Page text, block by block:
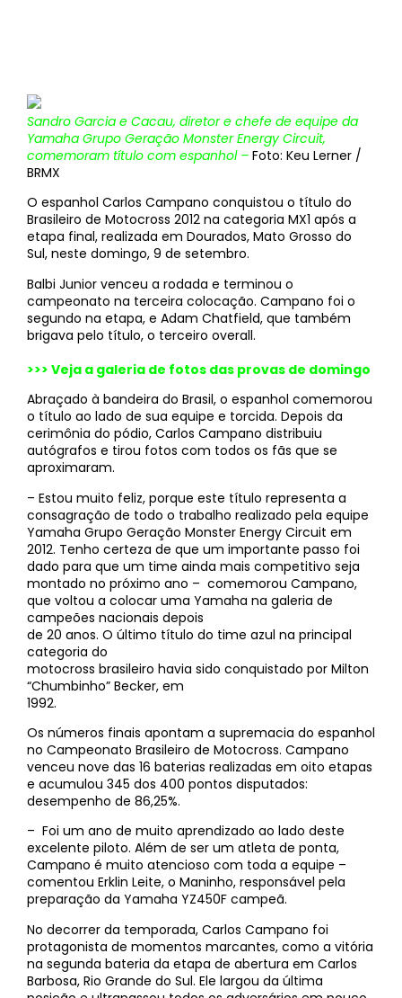
Sandro Garcia e Cacau, diretor e chefe de equipe da
Yamaha Grupo Geração Monster Energy Circuit,
comemoram título com espanhol – Foto: Keu Lerner /
BRMX
O espanhol Carlos Campano conquistou o título do
Brasileiro de Motocross 2012 na categoria MX1 após a
etapa final, realizada em Dourados, Mato Grosso do
Sul, neste domingo, 9 de setembro.
Balbi Junior venceu a rodada e terminou o
campeonato na terceira colocação. Campano foi o
segundo na etapa, e Adam Chatfield, que também
brigava pelo título, o terceiro overall.
>>> Veja a galeria de fotos das provas de domingo
Abraçado à bandeira do Brasil, o espanhol comemorou
o título ao lado de sua equipe e torcida. Depois da
cerimônia do pódio, Carlos Campano distribuiu
autógrafos e tirou fotos com todos os fãs que se
aproximaram.
– Estou muito feliz, porque este título representa a
consagração de todo o trabalho realizado pela equipe
Yamaha Grupo Geração Monster Energy Circuit em
2012. Tenho certeza de que um importante passo foi
dado para que um time ainda mais competitivo seja
montado no próximo ano – comemorou Campano,
que voltou a colocar uma Yamaha na galeria de
campeões nacionais depois
de 20 anos. O último título do time azul na principal
categoria do
motocross brasileiro havia sido conquistado por Milton
“Chumbinho” Becker, em
1992.
Os números finais apontam a supremacia do espanhol
no Campeonato Brasileiro de Motocross. Campano
venceu nove das 16 baterias realizadas em oito etapas
e acumulou 345 dos 400 pontos disputados:
desempenho de 86,25%.
– Foi um ano de muito aprendizado ao lado deste
excelente piloto. Além de ser um atleta de ponta,
Campano é muito atencioso com toda a equipe –
comentou Erklin Leite, o Maninho, responsável pela
preparação da Yamaha YZ450F campeã.
No decorrer da temporada, Carlos Campano foi
protagonista de momentos marcantes, como a vitória
na segunda bateria da etapa de abertura em Carlos
Barbosa, Rio Grande do Sul. Ele largou da última